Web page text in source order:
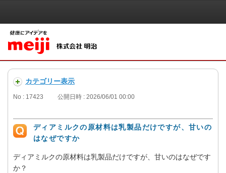
カテゴリー表示
No : 17423 公開日時 : 2026/06/01 00:00
ディアミルクの原材料は乳製品だけですが、甘いの
はなぜですか
ディアミルクの原材料は乳製品だけですが、甘いのはなぜです
か？